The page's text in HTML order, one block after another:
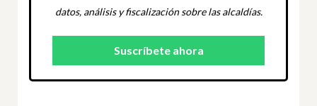
datos, análisis y fiscalización sobre las alcaldías.